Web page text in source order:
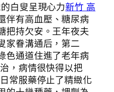
白叟呈現心力新竹 高
伴有高血壓、糖尿病
把持欠安。王年夜夫
家眷溝通后，第二
色通道住進了老年病
，病情很快得以把
常服藥停止了精緻化